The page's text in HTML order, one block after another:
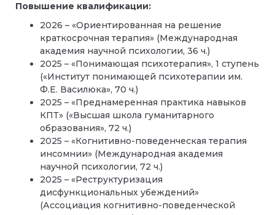
Повышение квалификации:
2026 – «Ориентированная на решение
краткосрочная терапия» (Международная
академия научной психологии, 36 ч.)
2025 – «Понимающая психотерапия», 1 ступень
(«Институт понимающей психотерапии им.
Ф.Е. Василюка», 70 ч.)
2025 – «Преднамеренная практика навыков
КПТ» («Высшая школа гуманитарного
образования», 72 ч.)
2025 – «Когнитивно-поведенческая терапия
инсомнии» (Международная академия
научной психологии, 72 ч.)
2025 – «Реструктуризация
дисфункциональных убеждений»
(Ассоциация когнитивно-поведенческой